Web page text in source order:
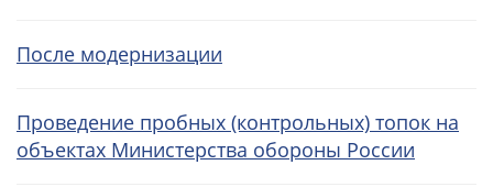
После модернизации
Проведение пробных (контрольных) топок на
объектах Министерства обороны России